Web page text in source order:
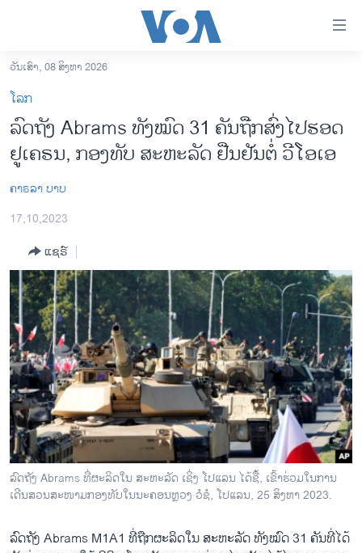
ເຂົ້າ
ຫາ
ຂ້າມ
ຂ້າມ
ຂ້າມ
ຫາ
ຊອກ
ຄົ້ນ
ລາວ
ອາເມຣິກາ
ການເລືອກຕັ້ງ ປະທານາທີບໍດີ ສະຫະລັດ 2024
ໂລກ
ເອເຊຍ
ອິດສະຫຼະພາບດ້ານການຂ່າວ
ຊີວິດຊາວລາວ
ຊຸມຊົນຊາວລາວ
ວິທະຍາສາດ-ເທັກໂນໂລຈີ
ທຸລະກິດ
ພາສາອັງກິດ
ວີດີໂອ
ສຽງ
ຕິດຕາມພວກເຮົາ ທີ່
ວັນເສົາ, 08 ສິງຫາ 2026
ໂລກ
ລົດ​ຖັງ Abrams ທັງ​ໝົດ 31 ຄັນ​ຖືກ​ສົ່ງ​ໄປ​ຮອດ
ຢູ​ເຄ​ຣນ, ກອງ​ທັບ ສະ​ຫະ​ລັດ ຢືນ​ຢັນ​ຕໍ່ ວີ​ໂອ​ເອ
ຄາຣລາ ບາບ
17,10,2023
ແຊຣ໌
ລົດ​ຖັງ Abrams ທີ່​ຜະ​ລິດ​ໃນ ສະ​ຫະ​ລັດ ເຊິ່ງ​ ໂປ​ແລນ ໄດ້​ຊື້, ເຂົ້າ​ຮ່ວມ​ໃນ​ການ​
ເດີນ​ສວນ​ສະ​ໜາມກອ​ງ​ທັບ​ໃນ​ນະ​ຄອນຫຼວງ ວໍ​ຊໍ, ໂປ​ແລນ, 25 ສິງ​ຫາ 2023.
ລົດ​ຖັງ Abrams M1A1 ທີ່​ຖືກ​ຜະ​ລິດ​ໃນ ສະ​ຫະ​ລັດ ທັງ​ໝົດ 31 ຄັນ​ທີ່​ໄດ້​